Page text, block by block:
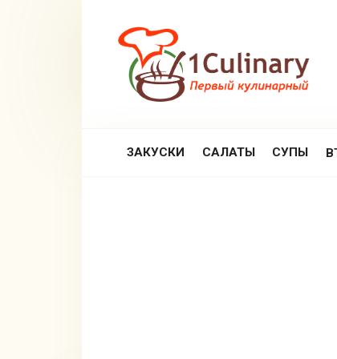
ЗАКУСКИ САЛАТЫ СУПЫ